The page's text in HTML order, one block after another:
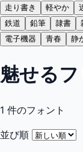
走り書き
軽やか
鉄道
鉛筆 隷書
電子機器
青春 静
魅せる
1 件のフォント
並び順